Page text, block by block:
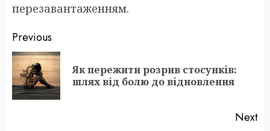
перезавантаженням.
Post
navigation
Previous
Як пережити розрив стосунків:
шлях від болю до відновлення
Next